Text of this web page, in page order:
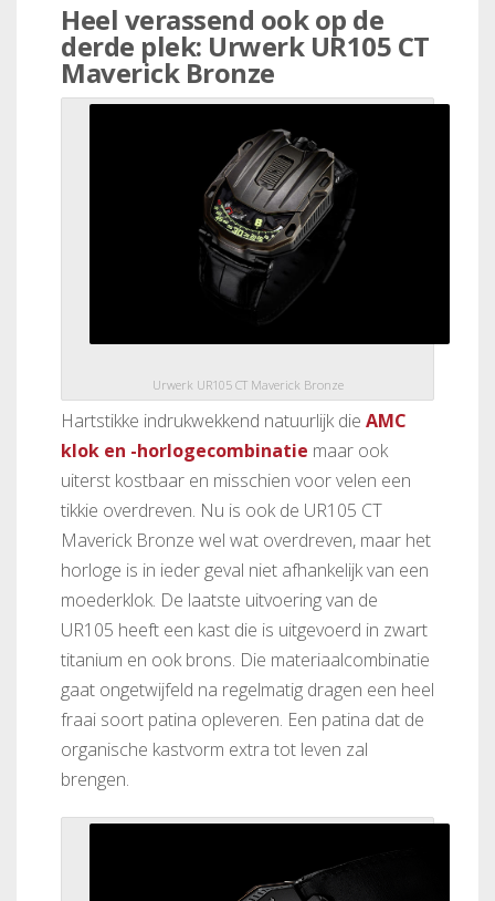
Heel verassend ook op de
derde plek: Urwerk UR105 CT
Maverick Bronze
Urwerk UR105 CT Maverick Bronze
Hartstikke indrukwekkend natuurlijk die AMC
klok en -horlogecombinatie maar ook
uiterst kostbaar en misschien voor velen een
tikkie overdreven. Nu is ook de UR105 CT
Maverick Bronze wel wat overdreven, maar het
horloge is in ieder geval niet afhankelijk van een
moederklok. De laatste uitvoering van de
UR105 heeft een kast die is uitgevoerd in zwart
titanium en ook brons. Die materiaalcombinatie
gaat ongetwijfeld na regelmatig dragen een heel
fraai soort patina opleveren. Een patina dat de
organische kastvorm extra tot leven zal
brengen.